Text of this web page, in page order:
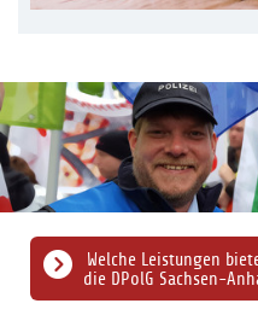
Welche Leistungen
die DPolG Sachsen-